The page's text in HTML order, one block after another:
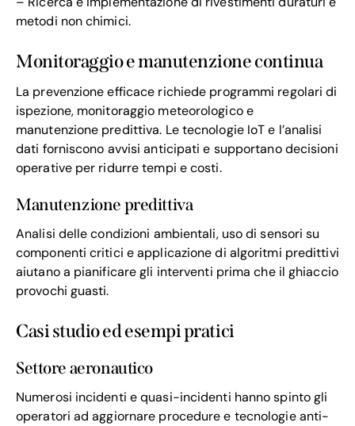
metodi non chimici.
Monitoraggio e manutenzione continua
La prevenzione efficace richiede programmi regolari di
ispezione, monitoraggio meteorologico e
manutenzione predittiva. Le tecnologie IoT e l’analisi
dati forniscono avvisi anticipati e supportano decisioni
operative per ridurre tempi e costi.
Manutenzione predittiva
Analisi delle condizioni ambientali, uso di sensori su
componenti critici e applicazione di algoritmi predittivi
aiutano a pianificare gli interventi prima che il ghiaccio
provochi guasti.
Casi studio ed esempi pratici
Settore aeronautico
Numerosi incidenti e quasi-incidenti hanno spinto gli
operatori ad aggiornare procedure e tecnologie anti-